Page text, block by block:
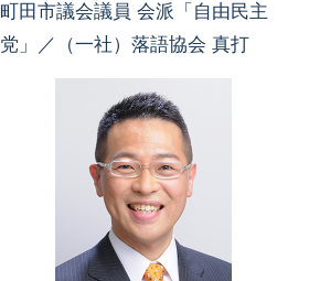
町田市議会議員 会派「自由民主
党」／（一社）落語協会 真打